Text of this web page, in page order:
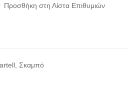
Προσθήκη στη Λίστα Επιθυμιών
, Σκαμπό